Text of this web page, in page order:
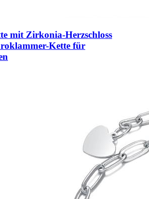
mit Zirkonia-Herzschloss
Kette für